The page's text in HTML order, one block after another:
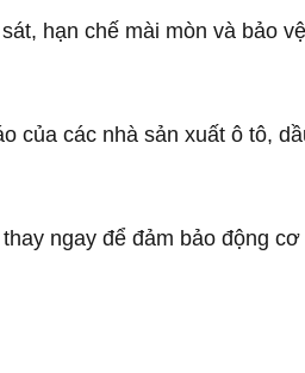
hạn chế mài mòn và
các nhà sản xuất ô tô,
ngay để đảm bảo động